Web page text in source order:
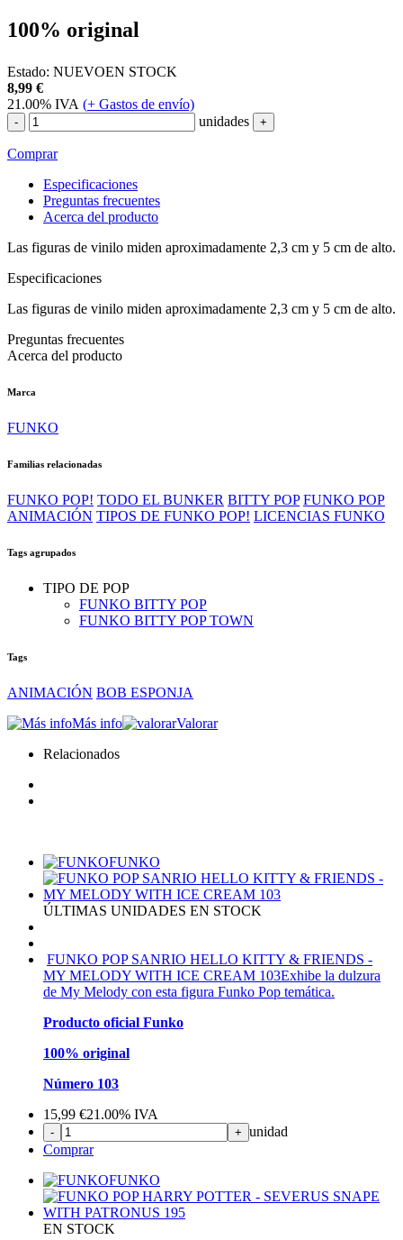
100% original
Estado: NUEVOEN STOCK
8,99 €
21.00% IVA (+ Gastos de envío)
- unidades +
Comprar
Especificaciones
Preguntas frecuentes
Acerca del producto
Las figuras de vinilo miden aproximadamente 2,3 cm y 5 cm de alto.
Especificaciones
Las figuras de vinilo miden aproximadamente 2,3 cm y 5 cm de alto.
Preguntas frecuentes
Acerca del producto
Marca
FUNKO
Familias relacionadas
FUNKO POP! TODO EL BUNKER BITTY POP FUNKO POP
ANIMACIÓN TIPOS DE FUNKO POP! LICENCIAS FUNKO
Tags agrupados
TIPO DE POP
FUNKO BITTY POP
FUNKO BITTY POP TOWN
Tags
ANIMACIÓN BOB ESPONJA
Más info
Valorar
Relacionados
FUNKO
ÚLTIMAS UNIDADES EN STOCK
FUNKO POP SANRIO HELLO KITTY & FRIENDS -
MY MELODY WITH ICE CREAM 103Exhibe la dulzura
de My Melody con esta figura Funko Pop temática.
Producto oficial Funko
100% original
Número 103
15,99 €21.00% IVA
- + unidad
Comprar
FUNKO
EN STOCK